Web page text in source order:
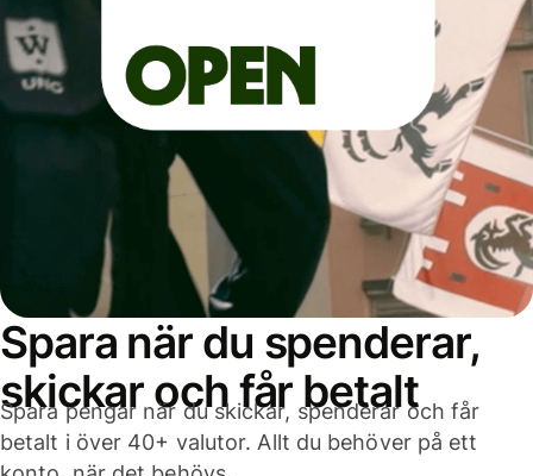
Spara när du spenderar,
skickar och får betalt
Spara pengar när du skickar, spenderar och får
betalt i över 40+ valutor. Allt du behöver på ett